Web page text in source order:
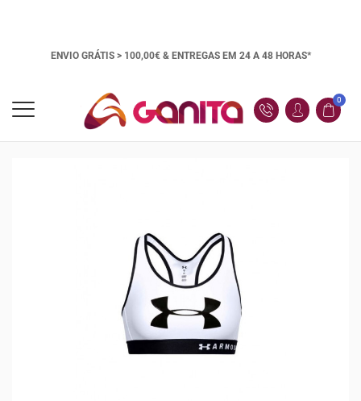
ENVIO GRÁTIS > 100,00€ & ENTREGAS EM 24 A 48 HORAS*
0